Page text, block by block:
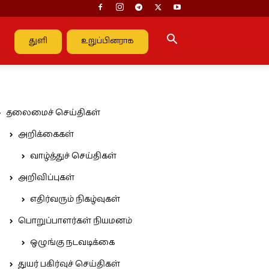
துளி உறுப்பினராக
தலைமைச் செய்திகள்
அறிக்கைகள்
வாழ்த்துச் செய்திகள்
அறிவிப்புகள்
எதிர்வரும் நிகழ்வுகள்
பொறுப்பாளர்கள் நியமனம்
ஒழுங்கு நடவடிக்கை
துயர் பகிர்வுச் செய்திகள்